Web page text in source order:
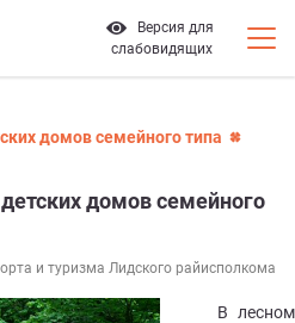
Версия для
слабовидящих
домов семейного типа
домов семейного
и туризма Лидского райисполкома
В лесном